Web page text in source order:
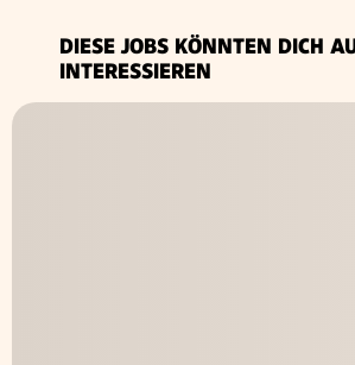
DIESE JOBS KÖNNTEN DICH
INTERESSIEREN